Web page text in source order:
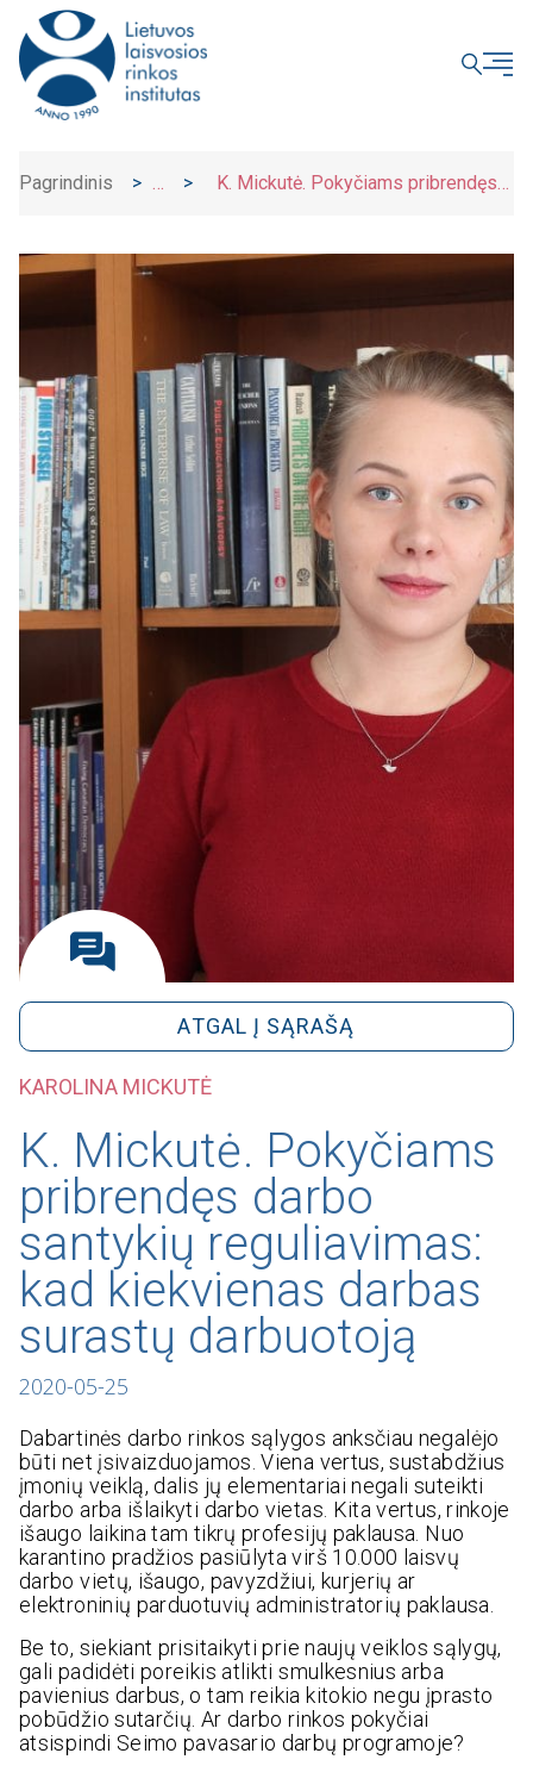
Pagrindinis
>
>
K. Mickutė. Pokyčiams pribrendęs
ATGAL Į SĄRAŠĄ
KAROLINA MICKUTĖ
K. Mickutė. Pokyčiams
pribrendęs darbo
santykių reguliavimas:
kad kiekvienas darbas
surastų darbuotoją
2020-05-25
Dabartinės darbo rinkos sąlygos anksčiau negalėjo
būti net įsivaizduojamos. Viena vertus, sustabdžius
įmonių veiklą, dalis jų elementariai negali suteikti
darbo arba išlaikyti darbo vietas. Kita vertus, rinkoje
išaugo laikina tam tikrų profesijų paklausa. Nuo
karantino pradžios pasiūlyta virš 10.000 laisvų
darbo vietų, išaugo, pavyzdžiui, kurjerių ar
elektroninių parduotuvių administratorių paklausa.
Be to, siekiant prisitaikyti prie naujų veiklos sąlygų,
gali padidėti poreikis atlikti smulkesnius arba
pavienius darbus, o tam reikia kitokio negu įprasto
pobūdžio sutarčių. Ar darbo rinkos pokyčiai
atsispindi Seimo pavasario darbų programoje?
UŽDARYTI